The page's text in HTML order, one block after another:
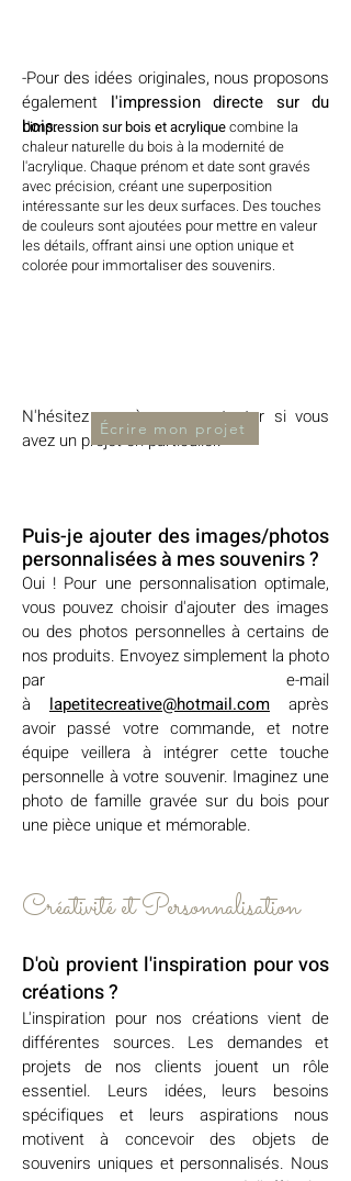
-Pour des idées originales, nous proposons
également l'impression directe sur du
bois.
N'hésitez pas à nous contacter si vous
avez un projet en particulier.
Puis-je ajouter des images/photos
personnalisées à mes souvenirs ?
Oui ! Pour une personnalisation optimale,
vous pouvez choisir d'ajouter des images
ou des photos personnelles à certains de
nos produits. Envoyez simplement la photo
par e-mail
à lapetitecreative@hotmail.com après
avoir passé votre commande, et notre
équipe veillera à intégrer cette touche
personnelle à votre souvenir. Imaginez une
photo de famille gravée sur du bois pour
une pièce unique et mémorable.
Créativité et Personnalisation
D'où provient l'inspiration pour vos
créations ?
L'inspiration pour nos créations vient de
différentes sources. Les demandes et
projets de nos clients jouent un rôle
essentiel. Leurs idées, leurs besoins
spécifiques et leurs aspirations nous
motivent à concevoir des objets de
souvenirs uniques et personnalisés. Nous
Écrire mon projet
L'impression sur bois et acryliquecombine la
chaleur naturelle du bois à la modernité de
l'acrylique. Chaque prénom et date sont gravés
avec précision, créant une superposition
intéressante sur les deux surfaces. Des touches
de couleurs sont ajoutées pour mettre en valeur
les détails, offrant ainsi une option unique et
colorée pour immortaliser des souvenirs.